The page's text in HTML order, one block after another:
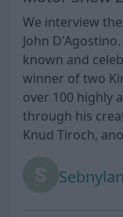
We interview
John
known and
winner of two
over 100 highly
through his
Knud Tiroch,